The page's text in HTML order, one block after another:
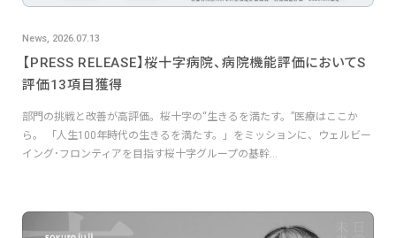
News, 2026.07.13
【PRESS RELEASE】桜十字病院、病院機能評価においてS
評価13項目獲得
部門の挑戦と改善が高評価。桜十字の“生きるを満たす。”医療はここか
ら。 「人生100年時代の生きるを満たす。」をミッションに、ウェルビー
イング･フロンティアを目指す桜十字グループの基幹...